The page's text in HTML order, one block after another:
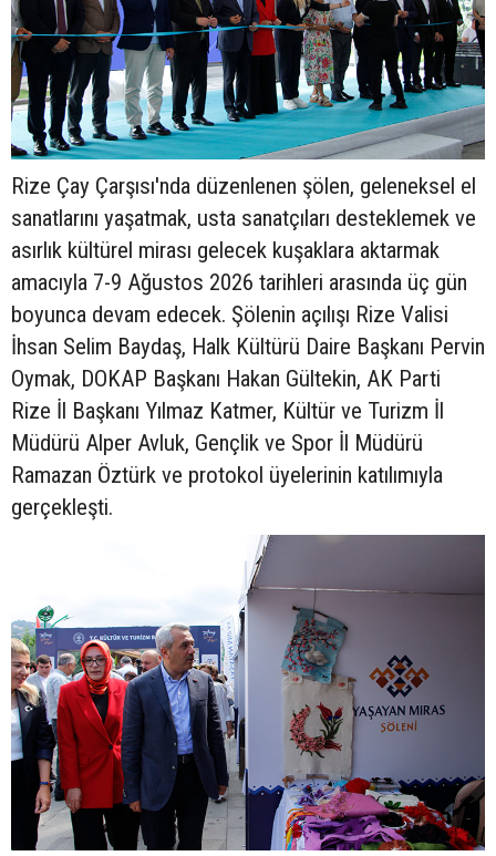
Rize Çay Çarşısı'nda düzenlenen şölen, geleneksel el
sanatlarını yaşatmak, usta sanatçıları desteklemek ve
asırlık kültürel mirası gelecek kuşaklara aktarmak
amacıyla 7-9 Ağustos 2026 tarihleri arasında üç gün
boyunca devam edecek. Şölenin açılışı Rize Valisi
İhsan Selim Baydaş, Halk Kültürü Daire Başkanı Pervin
Oymak, DOKAP Başkanı Hakan Gültekin, AK Parti
Rize İl Başkanı Yılmaz Katmer, Kültür ve Turizm İl
Müdürü Alper Avluk, Gençlik ve Spor İl Müdürü
Ramazan Öztürk ve protokol üyelerinin katılımıyla
gerçekleşti.